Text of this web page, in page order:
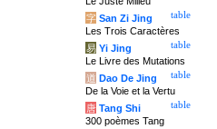
table
字 San Zi Jing
Les Trois Caractères
table
易 Yi Jing
Le Livre des Mutations
table
道 Dao De Jing
De la Voie et la Vertu
table
唐 Tang Shi
300 poèmes Tang